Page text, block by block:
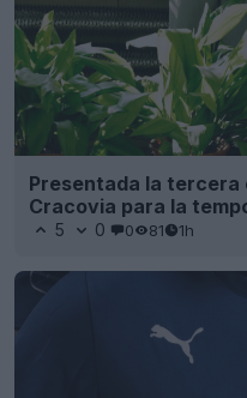
Presentada la tercera
Cracovia para la
5 0 0 81 1h